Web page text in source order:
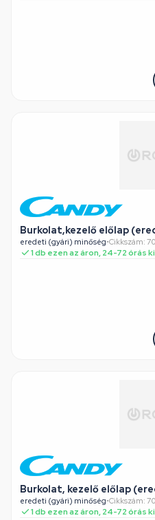
Burkolat,kezelő előlap
eredeti (gyári) minőség•Cikkszám:
1 db ezen az áron, 24-72 órás
Burkolat, kezelő előlap
eredeti (gyári) minőség•Cikkszám:
1 db ezen az áron, 24-72 órás